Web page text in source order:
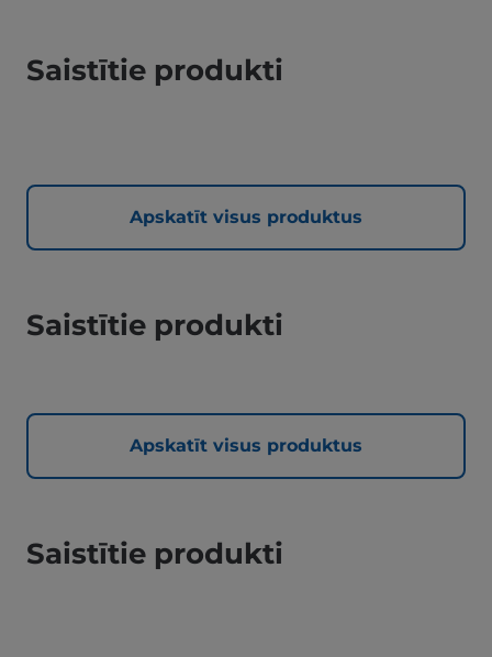
Saistītie produkti
Apskatīt visus produktus
Saistītie produkti
Apskatīt visus produktus
Saistītie produkti